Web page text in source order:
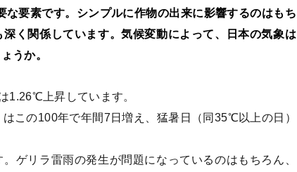
要素です。シンプルに作物の出来に影響するのはもち
く関係しています。気候変動によって、日本の気象は
うか。
1.26℃上昇しています。
この100年で年間7日増え、猛暑日（同35℃以上の日）
ゲリラ雷雨の発生が問題になっているのはもちろん、